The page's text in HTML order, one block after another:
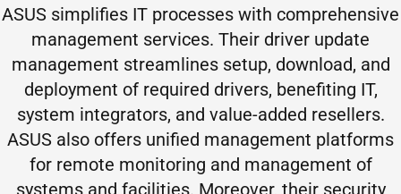
ASUS simplifies IT processes with comprehensive
management services. Their driver update
management streamlines setup, download, and
deployment of required drivers, benefiting IT,
system integrators, and value-added resellers.
ASUS also offers unified management platforms
for remote monitoring and management of
systems and facilities. Moreover, their security